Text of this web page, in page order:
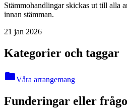
Stämmohandlingar skickas ut till alla
innan stämman.
21 jan 2026
Kategorier och taggar
folderVåra arrangemang
Funderingar eller